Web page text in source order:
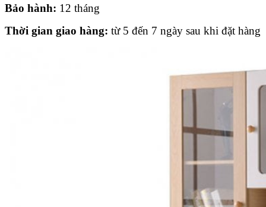
Bảo hành: 12 tháng
Thời gian giao hàng: từ 5 đến 7 ngày sau khi đặt hàng